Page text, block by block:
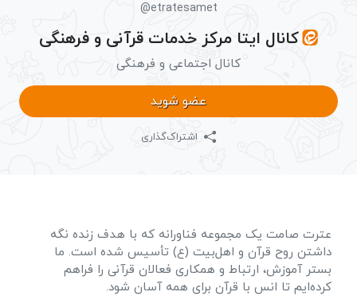
@etratesamet
کانال ایتا مرکز خدمات قرآنی و فرهنگی
کانال اجتماعی و فرهنگی
عضو شوید
اشتراک‌گذاری
عترت صامت یک مجموعه فناورانه که با هدف زنده نگه
داشتن روح قرآن و اهل‌بیت (ع) تأسیس شده است. ما
بستر آموزش، ارتباط و همکاری فعالان قرآنی را فراهم
کرده‌ایم تا انس با قرآن برای همه آسان شود.